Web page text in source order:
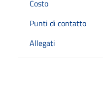
Costo
Punti di contatto
Allegati